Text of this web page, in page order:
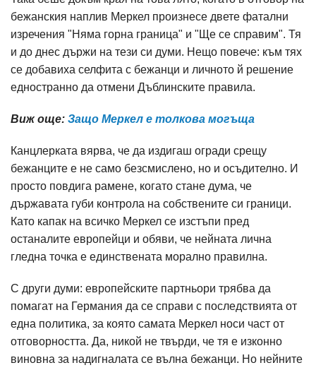
бежанския наплив Меркел произнесе двете фатални
изречения "Няма горна граница" и "Ще се справим". Тя
и до днес държи на тези си думи. Нещо повече: към тях
се добавиха селфита с бежанци и личното й решение
едностранно да отмени Дъблинските правила.
Виж още: Защо Меркел е толкова могъща
Канцлерката вярва, че да издигаш огради срещу
бежанците е не само безсмислено, но и осъдително. И
просто повдига рамене, когато стане дума, че
държавата губи контрола на собствените си граници.
Като капак на всичко Меркел се изстъпи пред
останалите европейци и обяви, че нейната лична
гледна точка е единствената морално правилна.
С други думи: европейските партньори трябва да
помагат на Германия да се справи с последствията от
една политика, за която самата Меркел носи част от
отговорността. Да, никой не твърди, че тя е изконно
виновна за надигналата се вълна бежанци. Но нейните